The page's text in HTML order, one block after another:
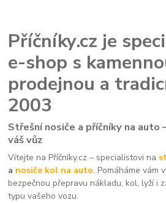
Příčníky.cz je
e-shop s
prodejnou a
2003
Střešní nosiče a příčníky na auto
váš vůz
Vítejte na Příčníky.cz – specialistovi na
a nosiče kol na auto. Pomáháme vám
bezpečnou přepravu nákladu, kol, lyží i
typu vašeho vozu.